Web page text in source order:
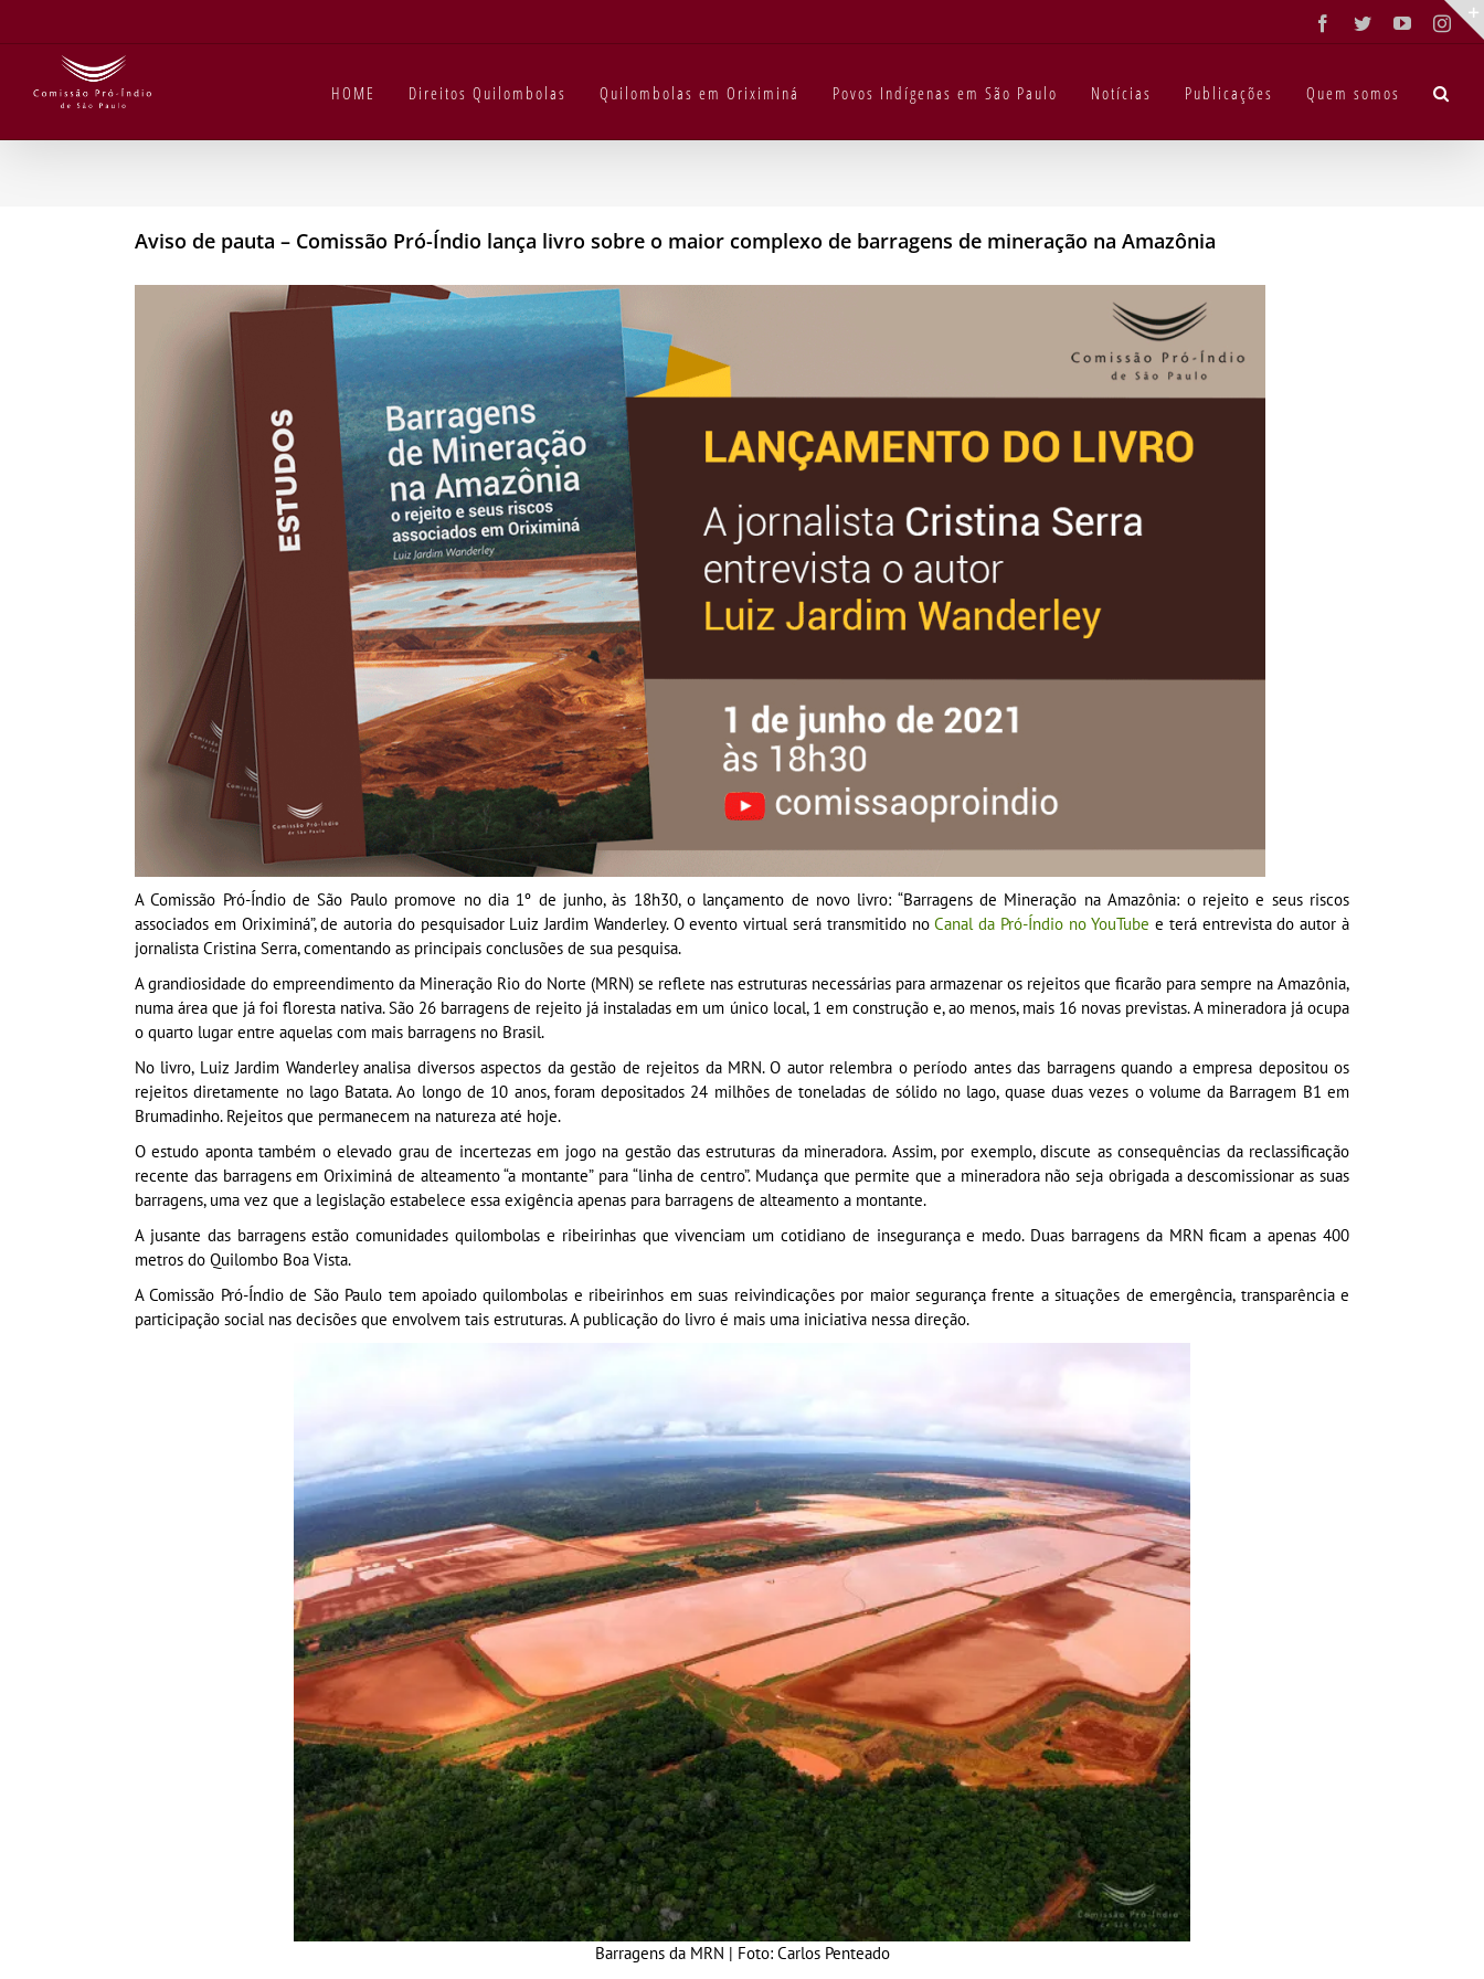
Facebook
TwitterYouTube
HOME Direitos Quilombolas Quilombolas em Oriximiná Povos Indígenas em São Paulo Notícias Publicações Quem somos
Aviso de pauta – Comissão Pró-Índio lança livro sobre o maior complexo de barragens de mineração na Amazônia
A Comissão Pró-Índio de São Paulo promove no dia 1º de junho, às 18h30, o lançamento de novo livro: “Barragens de Mineração na Amazônia: o rejeito e seus riscos
associados em Oriximiná”, de autoria do pesquisador Luiz Jardim Wanderley. O evento virtual será transmitido noCanal da Pró-Índio no YouTube e terá entrevista do autor à
jornalista Cristina Serra, comentando as principais conclusões de sua pesquisa.
A grandiosidade do empreendimento da Mineração Rio do Norte (MRN) se reflete nas estruturas necessárias para armazenar os rejeitos que ficarão para sempre na Amazônia,
numa área que já foi floresta nativa. São 26 barragens de rejeito já instaladas em um único local, 1 em construção e, ao menos, mais 16 novas previstas. A mineradora já ocupa
o quarto lugar entre aquelas com mais barragens no Brasil.
No livro, Luiz Jardim Wanderley analisa diversos aspectos da gestão de rejeitos da MRN. O autor relembra o período antes das barragens quando a empresa depositou os
rejeitos diretamente no lago Batata. Ao longo de 10 anos, foram depositados 24 milhões de toneladas de sólido no lago, quase duas vezes o volume da Barragem B1 em
Brumadinho. Rejeitos que permanecem na natureza até hoje.
O estudo aponta também o elevado grau de incertezas em jogo na gestão das estruturas da mineradora. Assim, por exemplo, discute as consequências da reclassificação
recente das barragens em Oriximiná de alteamento “a montante” para “linha de centro”. Mudança que permite que a mineradora não seja obrigada a descomissionar as suas
barragens, uma vez que a legislação estabelece essa exigência apenas para barragens de alteamento a montante.
A jusante das barragens estão comunidades quilombolas e ribeirinhas que vivenciam um cotidiano de insegurança e medo. Duas barragens da MRN ficam a apenas 400
metros do Quilombo Boa Vista.
A Comissão Pró-Índio de São Paulo tem apoiado quilombolas e ribeirinhos em suas reivindicações por maior segurança frente a situações de emergência, transparência e
participação social nas decisões que envolvem tais estruturas. A publicação do livro é mais uma iniciativa nessa direção.
Barragens da MRN | Foto: Carlos Penteado